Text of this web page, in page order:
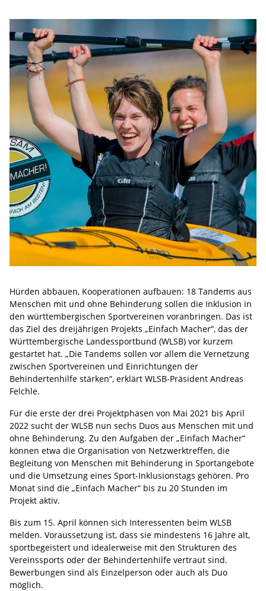
Hürden abbauen, Kooperationen aufbauen: 18 Tandems aus
Menschen mit und ohne Behinderung sollen die Inklusion in
den württembergischen Sportvereinen voranbringen. Das ist
das Ziel des dreijährigen Projekts „Einfach Macher“, das der
Württembergische Landessportbund (WLSB) vor kurzem
gestartet hat. „Die Tandems sollen vor allem die Vernetzung
zwischen Sportvereinen und Einrichtungen der
Behindertenhilfe stärken“, erklärt WLSB-Präsident Andreas
Felchle.
Für die erste der drei Projektphasen von Mai 2021 bis April
2022 sucht der WLSB nun sechs Duos aus Menschen mit und
ohne Behinderung. Zu den Aufgaben der „Einfach Macher“
können etwa die Organisation von Netzwerktreffen, die
Begleitung von Menschen mit Behinderung in Sportangebote
und die Umsetzung eines Sport-Inklusionstags gehören. Pro
Monat sind die „Einfach Macher“ bis zu 20 Stunden im
Projekt aktiv.
Bis zum 15. April können sich Interessenten beim WLSB
melden. Voraussetzung ist, dass sie mindestens 16 Jahre alt,
sportbegeistert und idealerweise mit den Strukturen des
Vereinssports oder der Behindertenhilfe vertraut sind.
Bewerbungen sind als Einzelperson oder auch als Duo
möglich.